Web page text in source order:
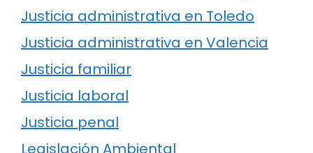
Justicia administrativa en Toledo
Justicia administrativa en Valencia
Justicia familiar
Justicia laboral
Justicia penal
Legislación Ambiental